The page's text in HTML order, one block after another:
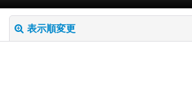
表示順変更